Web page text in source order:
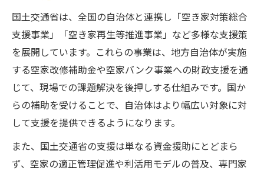
国土交通省は、全国の自治体と連携し「空き家対策総合
支援事業」「空き家再生等推進事業」など多様な支援策
を展開しています。これらの事業は、地方自治体が実施
する空家改修補助金や空家バンク事業への財政支援を通
じて、現場での課題解決を後押しする仕組みです。国か
らの補助を受けることで、自治体はより幅広い対象に対
して支援を提供できるようになります。
また、国土交通省の支援は単なる資金援助にとどまら
ず、空家の適正管理促進や利活用モデルの普及、専門家